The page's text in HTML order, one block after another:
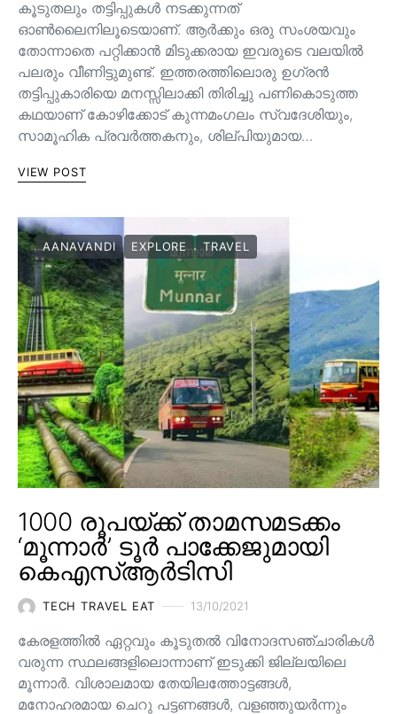
കൂടുതലും തട്ടിപ്പുകൾ നടക്കുന്നത്
ഓൺലൈനിലൂടെയാണ്. ആർക്കും ഒരു സംശയവും
തോന്നാതെ പറ്റിക്കാൻ മിടുക്കരായ ഇവരുടെ വലയിൽ
പലരും വീണിട്ടുമുണ്ട്. ഇത്തരത്തിലൊരു ഉഗ്രൻ
തട്ടിപ്പുകാരിയെ മനസ്സിലാക്കി തിരിച്ചു പണികൊടുത്ത
കഥയാണ് കോഴിക്കോട് കുന്നമംഗലം സ്വദേശിയും,
സാമൂഹിക പ്രവർത്തകനും, ശില്പിയുമായ…
VIEW POST
AANAVANDI EXPLORE TRAVEL
1000 രൂപയ്ക്ക് താമസമടക്കം
‘മൂന്നാർ’ ടൂർ പാക്കേജുമായി
കെഎസ്ആർടിസി
TECH TRAVEL EAT 13/10/2021
കേരളത്തിൽ ഏറ്റവും കൂടുതൽ വിനോദസഞ്ചാരികൾ
വരുന്ന സ്ഥലങ്ങളിലൊന്നാണ് ഇടുക്കി ജില്ലയിലെ
മൂന്നാർ. വിശാലമായ തേയിലത്തോട്ടങ്ങള്‍,
മനോഹരമായ ചെറു പട്ടണങ്ങള്‍, വളഞ്ഞുയര്‍ന്നും